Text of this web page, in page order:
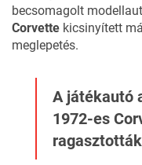
becsomagolt
Corvette kicsinyített
meglepetés.
A játékautó
1972-es